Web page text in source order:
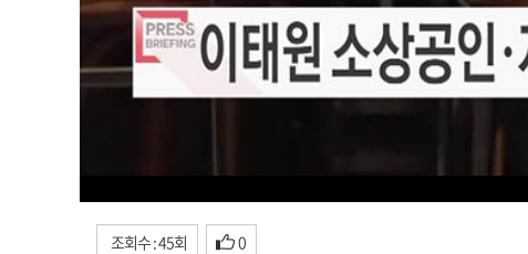
조회수 : 45회 0